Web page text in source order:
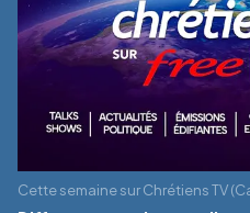
Cette semaine sur Chrétiens TV